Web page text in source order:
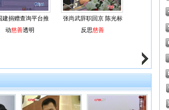
建捐赠查询平台推
动慈善透明
张尚武辞职回京 陈光标
反思慈善